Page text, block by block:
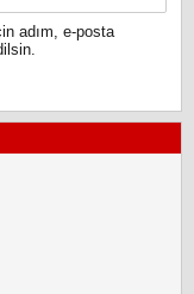
adım, e-posta